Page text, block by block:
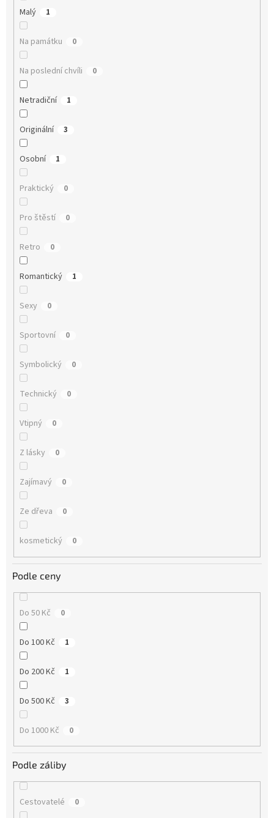
Malý 1
Na památku 0
Na poslední chvíli 0
Netradiční 1
Originální 3
Osobní 1
Praktický 0
Pro štěstí 0
Retro 0
Romantický 1
Sexy 0
Sportovní 0
Symbolický 0
Technický 0
Vtipný 0
Z lásky 0
Zajímavý 0
Ze dřeva 0
kosmetický 0
Podle ceny
Do 50 Kč 0
Do 100 Kč 1
Do 200 Kč 1
Do 500 Kč 3
Do 1000 Kč 0
Podle záliby
Cestovatelé 0